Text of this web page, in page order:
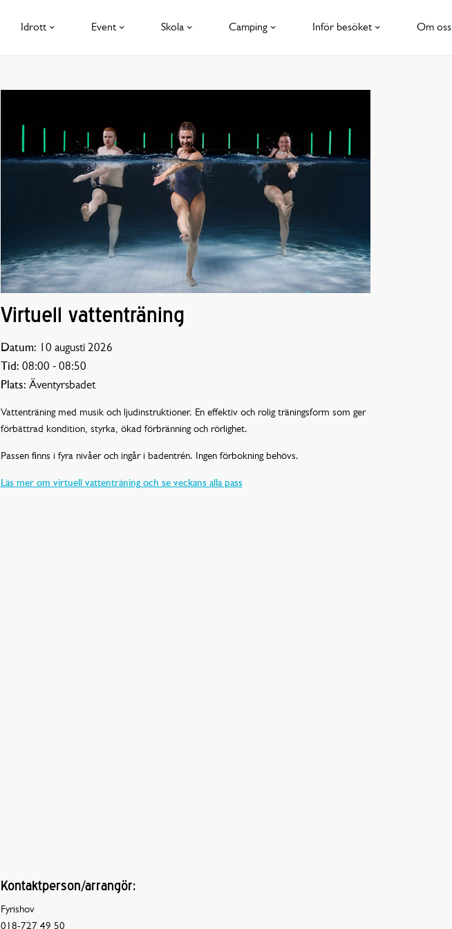
Idrott Event Skola Camping Inför besöket Om oss
Virtuell vattenträning
Datum: 10 augusti 2026
Tid: 08:00 - 08:50
Plats: Äventyrsbadet
Vattenträning med musik och ljudinstruktioner. En effektiv och rolig träningsform som ger
förbättrad kondition, styrka, ökad förbränning och rörlighet.
Passen finns i fyra nivåer och ingår i badentrén. Ingen förbokning behövs.
Läs mer om virtuell vattenträning och se veckans alla pass
Kontaktperson/arrangör:
Fyrishov
018-727 49 50